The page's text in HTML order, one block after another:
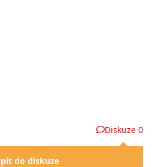
Diskuze 0
do diskuze